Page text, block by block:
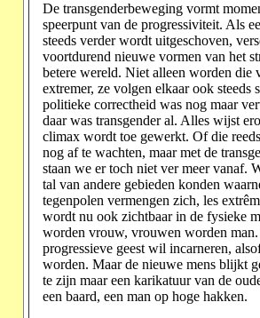
De transgenderbeweging vormt
speerpunt van de progressiviteit. Als
steeds verder wordt uitgeschoven,
voortdurend nieuwe vormen van het
betere wereld. Niet alleen worden die
extremer, ze volgen elkaar ook steeds
politieke correctheid was nog maar
daar was transgender al. Alles wijst
climax wordt toe gewerkt. Of die
nog af te wachten, maar met de
staan we er toch niet ver meer vanaf.
tal van andere gebieden konden
tegenpolen vermengen zich, les
wordt nu ook zichtbaar in de fysieke
worden vrouw, vrouwen worden
progressieve geest wil incarneren,
worden. Maar de nieuwe mens blijkt
te zijn maar een karikatuur van de
een baard, een man op hoge hakken.